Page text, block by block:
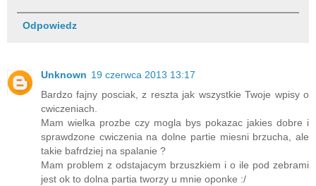
Odpowiedz
Unknown 19 czerwca 2013 13:17
Bardzo fajny posciak, z reszta jak wszystkie Twoje wpisy o
cwiczeniach.
Mam wielka prozbe czy mogla bys pokazac jakies dobre i
sprawdzone cwiczenia na dolne partie miesni brzucha, ale
takie bafrdziej na spalanie ?
Mam problem z odstajacym brzuszkiem i o ile pod zebrami
jest ok to dolna partia tworzy u mnie oponke :/